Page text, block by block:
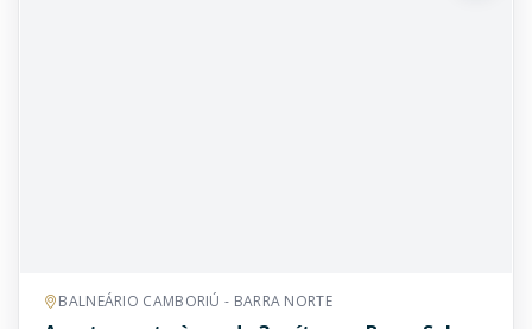
BALNEÁRIO CAMBORIÚ - BARRA NORTE